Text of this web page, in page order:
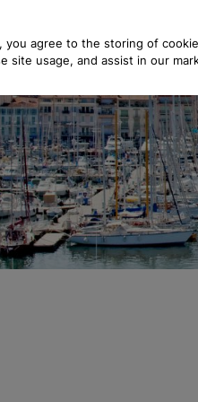
you agree to the storing of
site usage, and assist in our